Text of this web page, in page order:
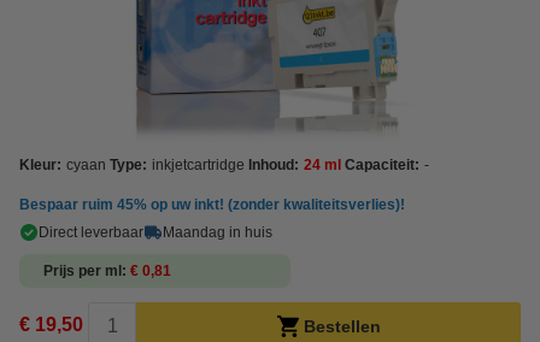
Kleur: cyaan Type: inkjetcartridge Inhoud: 24 ml Capaciteit: -
Bespaar ruim 45% op uw inkt! (zonder kwaliteitsverlies)!
Direct leverbaar
Maandag in huis
Prijs per ml € 0,81
€ 19,50 Bestellen